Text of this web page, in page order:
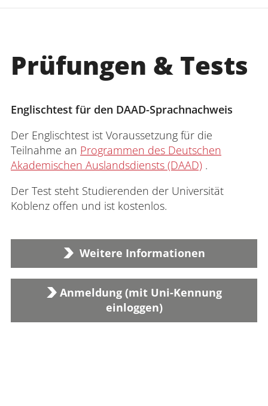
Prüfungen & Tests
Englischtest für den DAAD-Sprachnachweis
Der Englischtest ist Voraussetzung für die
Teilnahme an Programmen des Deutschen
Akademischen Auslandsdiensts (DAAD) .
Der Test steht Studierenden der Universität
Koblenz offen und ist kostenlos.
Weitere Informationen
Anmeldung (mit Uni-Kennung
einloggen)